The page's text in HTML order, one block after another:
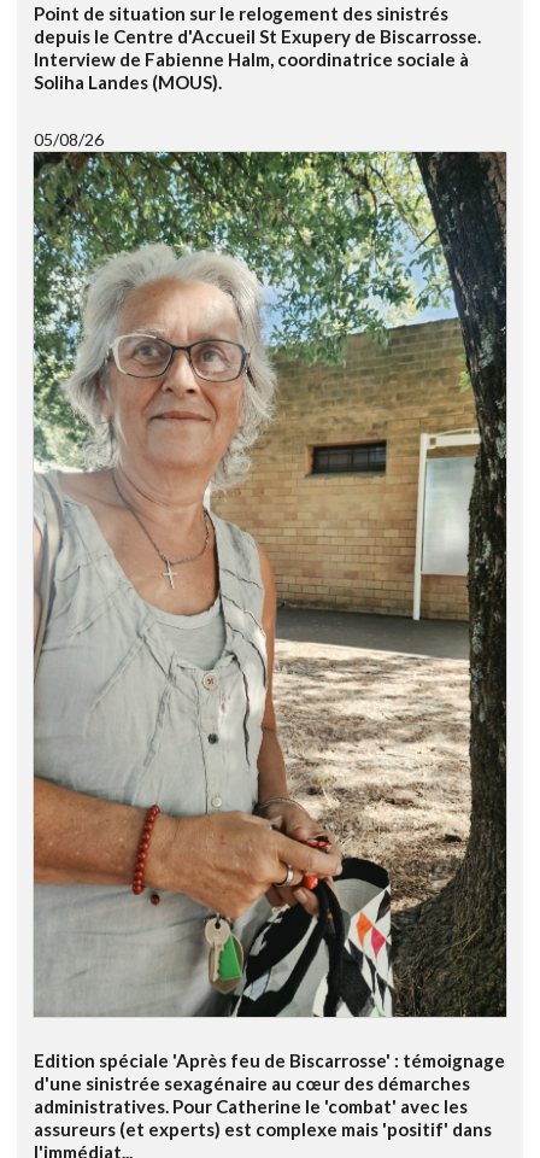
Point de situation sur le relogement des sinistrés
depuis le Centre d'Accueil St Exupery de Biscarrosse.
Interview de Fabienne Halm, coordinatrice sociale à
Soliha Landes (MOUS).
05/08/26
Edition spéciale 'Après feu de Biscarrosse' : témoignage
d'une sinistrée sexagénaire au cœur des démarches
administratives. Pour Catherine le 'combat' avec les
assureurs (et experts) est complexe mais 'positif' dans
l'immédiat...